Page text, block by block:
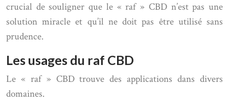
crucial de souligner que le « raf » CBD n’est pas une
solution miracle et qu’il ne doit pas être utilisé sans
prudence.
Les usages du raf CBD
Le « raf » CBD trouve des applications dans divers
domaines.